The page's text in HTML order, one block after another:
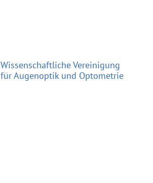
Wissenschaftliche Vereinigung
für Augenoptik und Optometrie